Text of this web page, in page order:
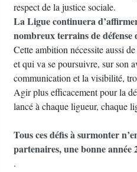
respect de la justice sociale.
La Ligue continuera
nombreux terrains de défense
Cette ambition nécessite aussi
et qui va se poursuivre, sur son
communication et la visibilité,
Agir plus efficacement pour la
lancé à chaque ligueur, chaque
Tous ces défis à surmonter
partenaires, une bonne année
.